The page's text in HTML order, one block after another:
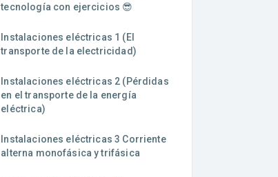
tecnología con ejercicios 😎
Instalaciones eléctricas 1 (El
transporte de la electricidad)
Instalaciones eléctricas 2 (Pérdidas
en el transporte de la energía
eléctrica)
Instalaciones eléctricas 3 Corriente
alterna monofásica y trifásica